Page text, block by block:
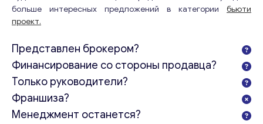
больше интересных предложений в категории бьюти
проект.
Представлен брокером?
Финансирование со стороны продавца?
Только руководители?
Франшиза?
Менеджмент останется?